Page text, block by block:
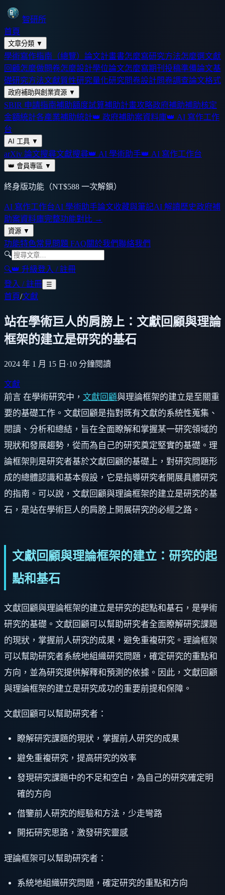
智研所
首頁
文章分類 ▼
學術寫作指南（總覽） 論文計畫書怎麼寫研究方法怎麼選文獻
回顧怎麼做問卷怎麼設計學位論文怎麼寫期刊投稿準備論文基
礎研究方法文獻質性研究量化研究問卷設計問卷調查論文格式
政府補助與創業資源 ▼
SBIR 申請指南補助額度試算補助計畫攻略政府補助補助核定
金額統計各產業補助統計👑 政府補助案資料庫👑 AI 寫作工作
台
AI 工具 ▼
arXiv 論文搜尋文獻搜尋👑 AI 學術助手👑 AI 寫作工作台
👑 會員專區 ▼
終身版功能（NT$588 一次解鎖）
AI 寫作工作台AI 學術助手論文收藏與筆記AI 解讀歷史政府補
助案資料庫完整功能對比 →
資源 ▼
功能特色常見問題 FAQ關於我們聯絡我們
🔍
🔍👑 升級登入 / 註冊
登入 / 註冊 ☰
首頁/文獻
站在學術巨人的肩膀上：文獻回顧與理論
框架的建立是研究的基石
2024 年 1 月 15 日 ·10 分鐘閱讀
文獻
前言 在學術研究中， 文獻回顧與理論框架的建立是至關重
要的基礎工作。文獻回顧是指對既有文獻的系統性蒐集、
閱讀、分析和總結，旨在全面瞭解和掌握某一研究領域的
現狀和發展趨勢，從而為自己的研究奠定堅實的基礎。理
論框架則是研究者基於文獻回顧的基礎上，對研究問題形
成的總體認識和基本假設，它是指導研究者開展具體研究
的指南。可以說，文獻回顧與理論框架的建立是研究的基
石，是站在學術巨人的肩膀上開展研究的必經之路。
文獻回顧與理論框架的建立：研究的起
點和基石
文獻回顧與理論框架的建立是研究的起點和基石，是學術
研究的基礎。文獻回顧可以幫助研究者全面瞭解研究課題
的現狀，掌握前人研究的成果，避免重複研究。理論框架
可以幫助研究者系統地組織研究問題，確定研究的重點和
方向，並為研究提供解釋和預測的依據。因此，文獻回顧
與理論框架的建立是研究成功的重要前提和保障。
文獻回顧可以幫助研究者：
瞭解研究課題的現狀，掌握前人研究的成果
避免重複研究，提高研究的效率
發現研究課題中的不足和空白，為自己的研究確定明
確的方向
借鑒前人研究的經驗和方法，少走彎路
開拓研究思路，激發研究靈感
理論框架可以幫助研究者：
系統地組織研究問題，確定研究的重點和方向